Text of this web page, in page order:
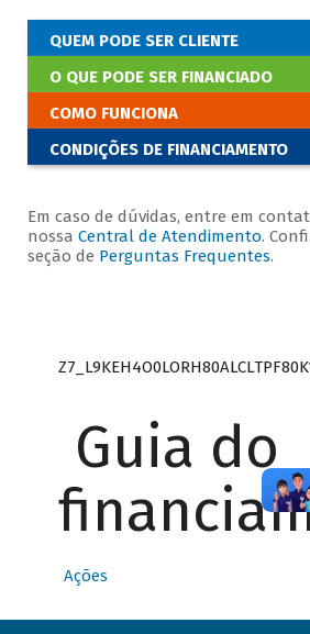
QUEM PODE SER CLIENTE
O QUE PODE SER FINANCIADO
COMO FUNCIONA
CONDIÇÕES DE FINANCIAMENTO
Em caso de dúvidas, entre em
nossa Central de Atendimento.
seção de Perguntas Frequentes.
Guia do
Ações